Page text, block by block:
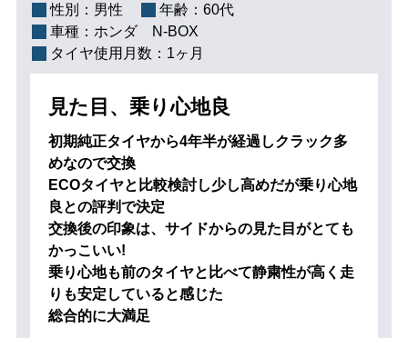
性別： 男性 年齢： 60代
車種： ホンダ N-BOX
タイヤ使用月数： 1ヶ月
見た目、乗り心地良
初期純正タイヤから4年半が経過しクラック多
めなので交換
ECOタイヤと比較検討し少し高めだが乗り心地
良との評判で決定
交換後の印象は、サイドからの見た目がとても
かっこいい!
乗り心地も前のタイヤと比べて静粛性が高く走
りも安定していると感じた
総合的に大満足